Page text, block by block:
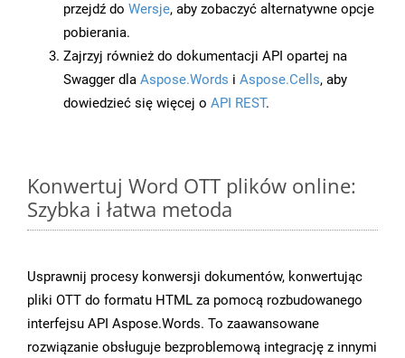
przejdź do Wersje, aby zobaczyć alternatywne opcje
pobierania.
Zajrzyj również do dokumentacji API opartej na
Swagger dla Aspose.Words i Aspose.Cells, aby
dowiedzieć się więcej o API REST.
Konwertuj Word OTT plików online:
Szybka i łatwa metoda
Usprawnij procesy konwersji dokumentów, konwertując
pliki OTT do formatu HTML za pomocą rozbudowanego
interfejsu API Aspose.Words. To zaawansowane
rozwiązanie obsługuje bezproblemową integrację z innymi